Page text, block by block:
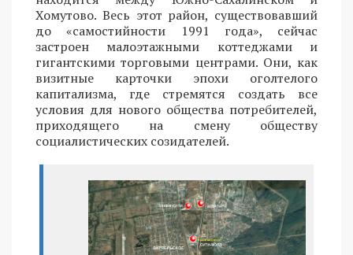
Хомутово. Весь этот район, существовавший
до «самостийности 1991 года», сейчас
застроен малоэтажными коттеджами и
гигантскими торговыми центрами. Они, как
визитные карточки эпохи оголтелого
капитализма, где стремятся создать все
условия для нового общества потребителей,
приходящего на смену обществу
социалистических созидателей.